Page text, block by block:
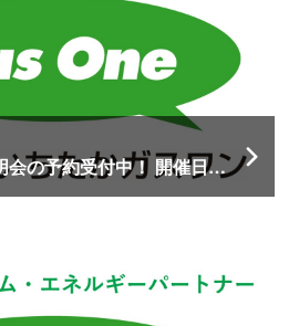
オンライン会社説明会の予約受付中！ 開催日時は1人ひとりのご都合に合わせます♪